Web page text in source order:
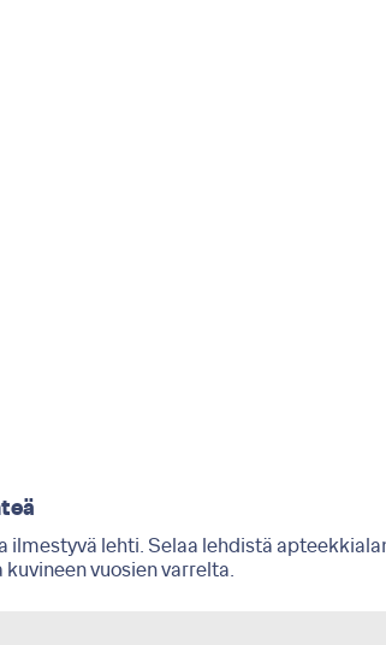
ilmestyvä lehti. Selaa lehdistä
vuosien varrelta.